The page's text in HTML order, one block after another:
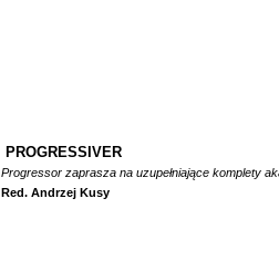
PROGRESSIVER
Progressor zaprasza na uzupełniające komplety
Red. Andrzej Kusy